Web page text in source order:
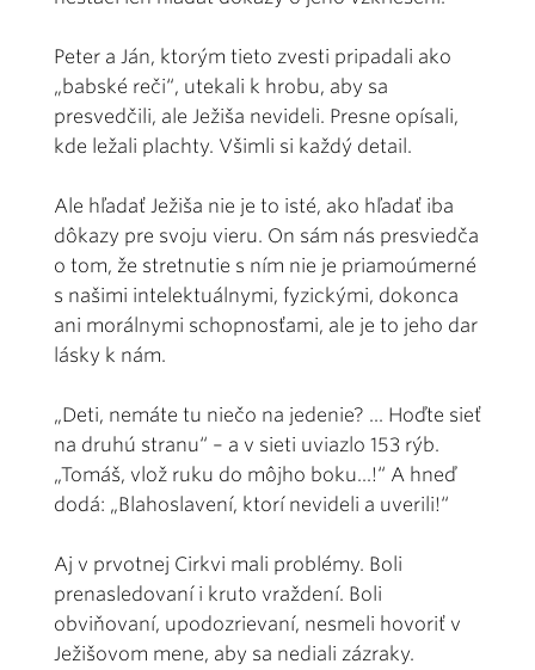
Peter a Ján, ktorým tieto zvesti pripadali ako
„babské reči“, utekali k hrobu, aby sa
presvedčili, ale Ježiša nevideli. Presne opísali,
kde ležali plachty. Všimli si každý detail.
Ale hľadať Ježiša nie je to isté, ako hľadať iba
dôkazy pre svoju vieru. On sám nás presviedča
o tom, že stretnutie s ním nie je priamoúmerné
s našimi intelektuálnymi, fyzickými, dokonca
ani morálnymi schopnosťami, ale je to jeho dar
lásky k nám.
„Deti, nemáte tu niečo na jedenie? ... Hoďte sieť
na druhú stranu“ – a v sieti uviazlo 153 rýb.
„Tomáš, vlož ruku do môjho boku...!“ A hneď
dodá: „Blahoslavení, ktorí nevideli a uverili!“
Aj v prvotnej Cirkvi mali problémy. Boli
prenasledovaní i kruto vraždení. Boli
obviňovaní, upodozrievaní, nesmeli hovoriť v
Ježišovom mene, aby sa nediali zázraky.